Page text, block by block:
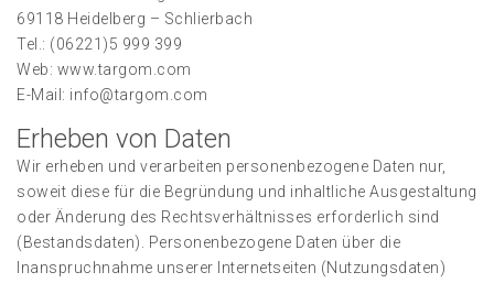
69118 Heidelberg – Schlierbach
Tel.: (06221)5 999 399
Web: www.targom.com
E-Mail: info@targom.com
Erheben von Daten
Wir erheben und verarbeiten personenbezogene Daten nur,
soweit diese für die Begründung und inhaltliche Ausgestaltung
oder Änderung des Rechtsverhältnisses erforderlich sind
(Bestandsdaten). Personenbezogene Daten über die
Inanspruchnahme unserer Internetseiten (Nutzungsdaten)